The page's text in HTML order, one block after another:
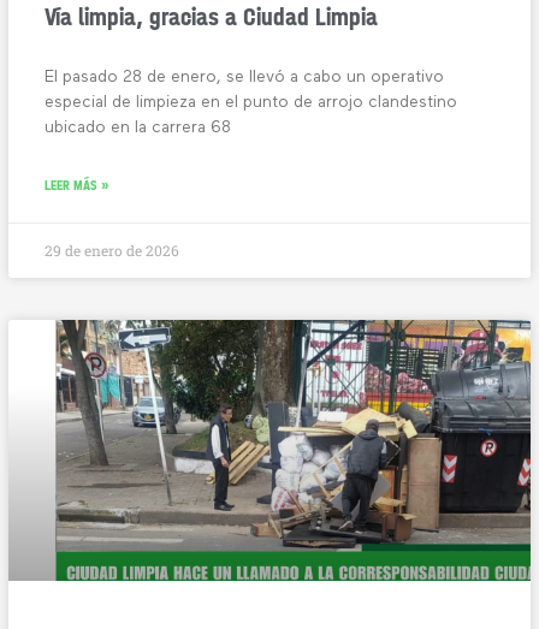
Vía limpia, gracias a Ciudad Limpia
El pasado 28 de enero, se llevó a cabo un operativo
especial de limpieza en el punto de arrojo clandestino
ubicado en la carrera 68
LEER MÁS »
29 de enero de 2026